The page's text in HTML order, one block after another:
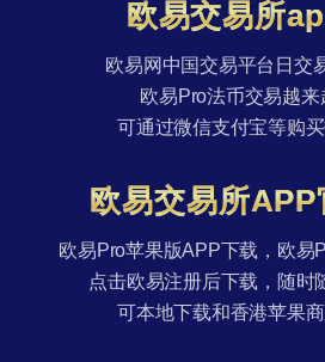
欧易交易所
欧易网中国交易平台日交
欧易Pro法币交易越来
可通过微信支付宝等购买
欧易交易所
欧易Pro苹果版APP下载，欧易
点击欧易注册后下载，随时
可本地下载和香港苹果